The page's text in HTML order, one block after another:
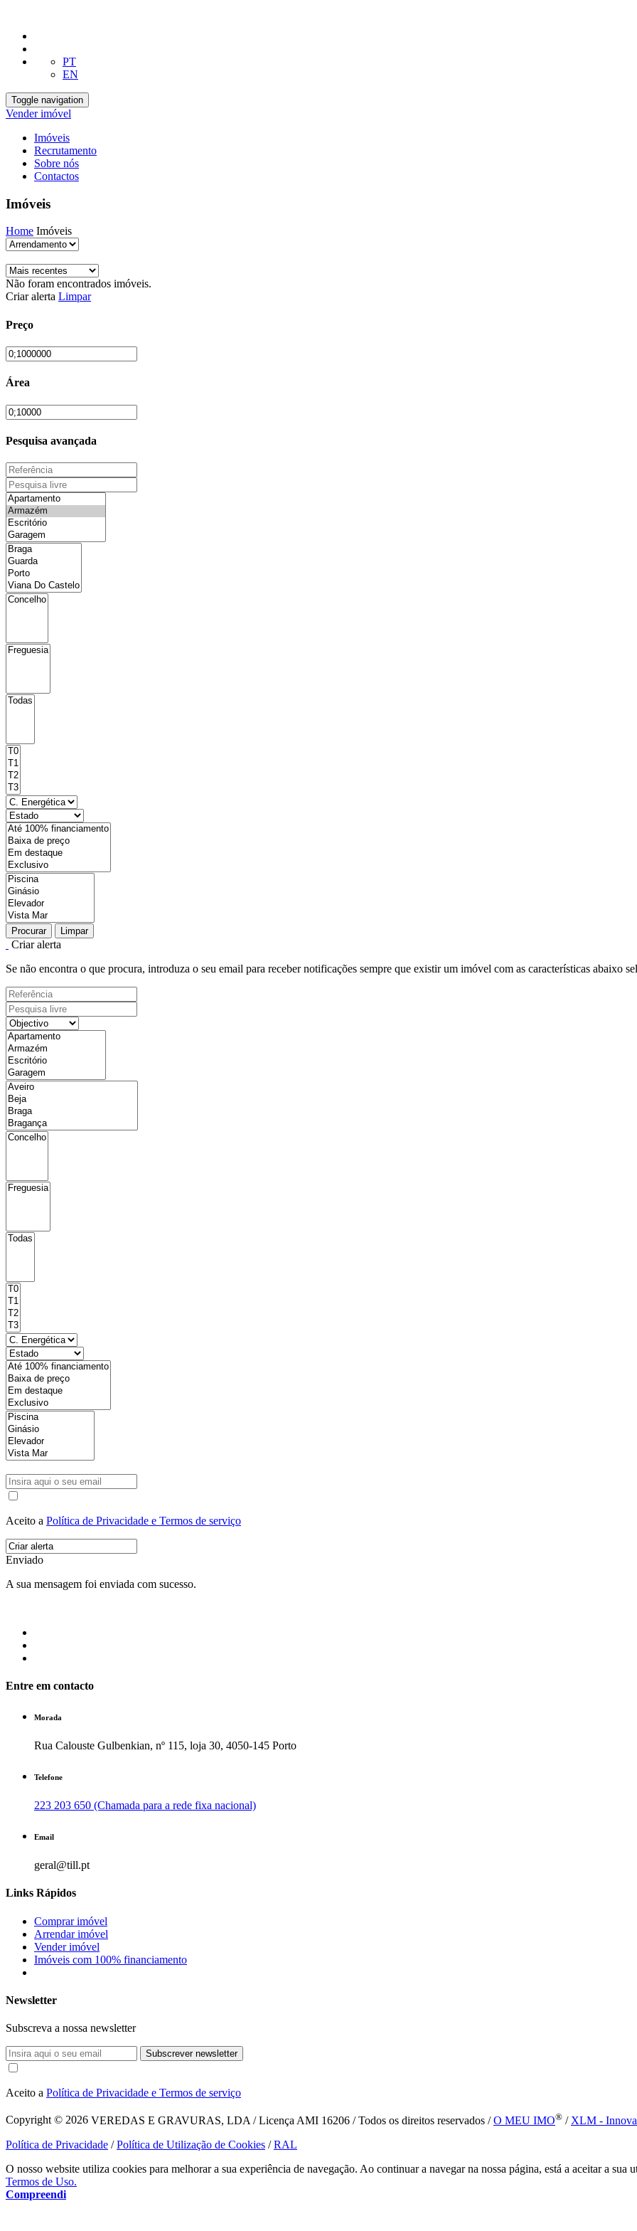
PT
EN
Toggle navigation
Vender imóvel
Imóveis
Recrutamento
Sobre nós
Contactos
Imóveis
Home Imóveis
Não foram encontrados imóveis.
Criar alerta Limpar
Preço
Área
Pesquisa avançada
Procurar Limpar
Criar alerta
Se não encontra o que procura, introduza o seu email para receber notificações sempre que existir um imóvel com as características abaixo
Aceito a Política de Privacidade e Termos de serviço
Enviado
A sua mensagem foi enviada com sucesso.
Entre em contacto
Morada
Rua Calouste Gulbenkian, nº 115, loja 30, 4050-145 Porto
Telefone
223 203 650 (Chamada para a rede fixa nacional)
Email
geral@till.pt
Links Rápidos
Comprar imóvel
Arrendar imóvel
Vender imóvel
Imóveis com 100% financiamento
Newsletter
Subscreva a nossa newsletter
Subscrever newsletter
Aceito a Política de Privacidade e Termos de serviço
Copyright © 2026 VEREDAS E GRAVURAS, LDA / Licença AMI 16206 / Todos os direitos reservados /O MEU IMO® / XLM -
Política de Privacidade /Política de Utilização de Cookies /RAL
O nosso website utiliza cookies para melhorar a sua experiência de navegação. Ao continuar a navegar na nossa página, está a aceitar a sua
Termos de Uso.
Compreendi